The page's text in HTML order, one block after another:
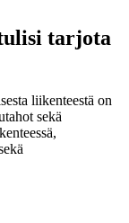
tarjota
liikenteestä on
sekä